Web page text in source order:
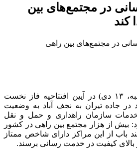
در مجتمع‌های بین
کند
رضا اکبری، امروز(پنجشنبه، ۱۳ دی) در آیین افتتاحیه فاز نخست
در جاده تیران به نجف آباد به وضعیت
سازمان راهداری و حمل و نقل
بیش از هزار مجتمع بین راهی در کشور
باب از این مراکز دارای شاخص ممتاز
بالای کیفیت در خدمت رسانی برسند.